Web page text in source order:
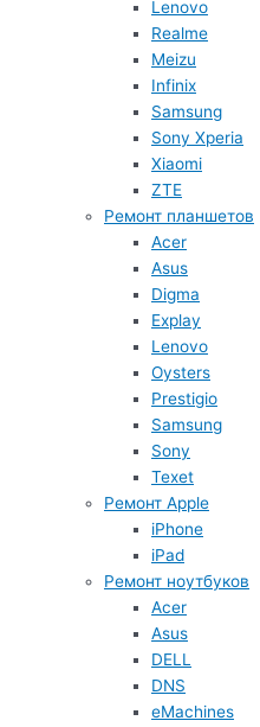
Lenovo
Realme
Meizu
Infinix
Samsung
Sony Xperia
Xiaomi
ZTE
Ремонт планшетов
Acer
Asus
Digma
Explay
Lenovo
Oysters
Prestigio
Samsung
Sony
Texet
Ремонт Apple
iPhone
iPad
Ремонт ноутбуков
Acer
Asus
DELL
DNS
eMachines